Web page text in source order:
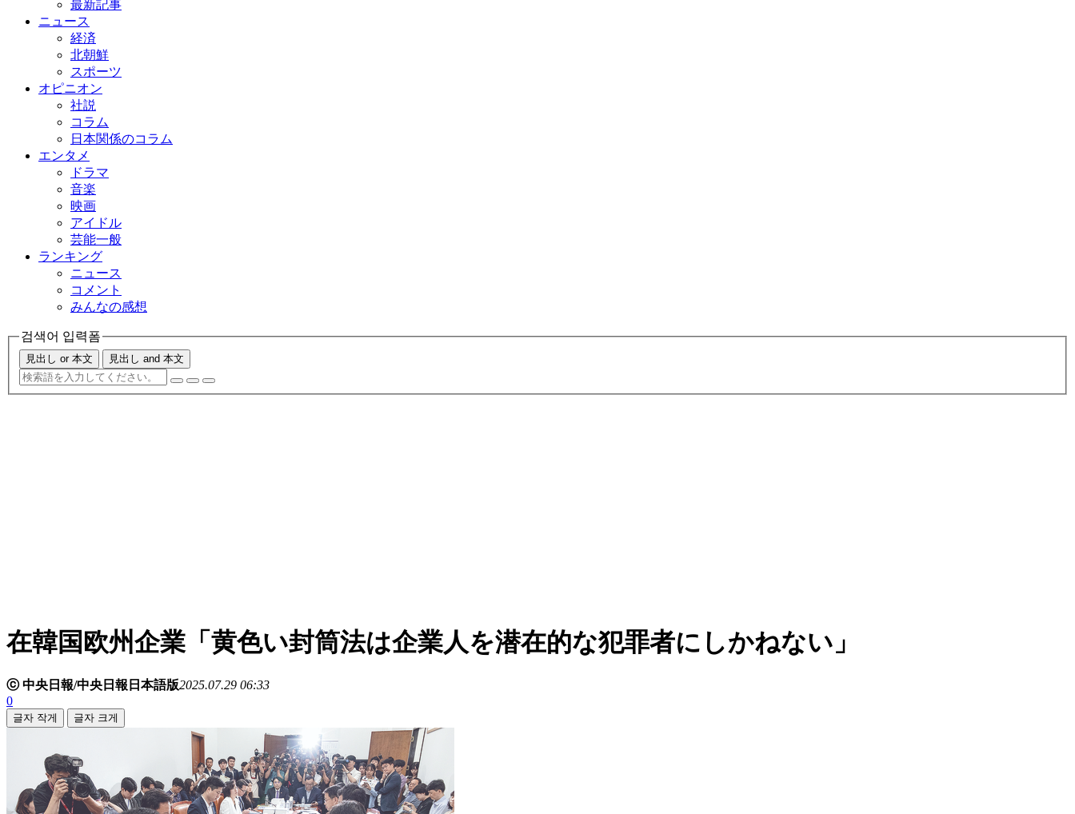
最新記事
ニュース
経済
北朝鮮
スポーツ
オピニオン
社説
コラム
日本関係のコラム
エンタメ
ドラマ
音楽
映画
アイドル
芸能一般
ランキング
ニュース
コメント
みんなの感想
검색어 입력폼
見出し or 本文 見出し and 本文
在韓国欧州企業「黄色い封筒法は企業人を潜在的な犯罪者にしかねない」
ⓒ 中央日報/中央日報日本語版2025.07.29 06:33
0
글자 작게 글자 크게